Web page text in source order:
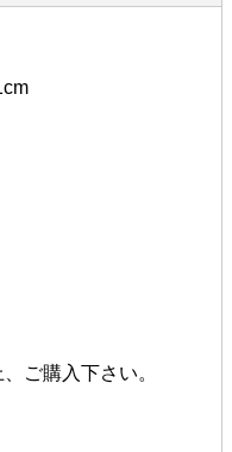
ご購入下さい。